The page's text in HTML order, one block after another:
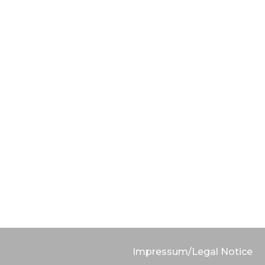
Impressum/Legal Notice